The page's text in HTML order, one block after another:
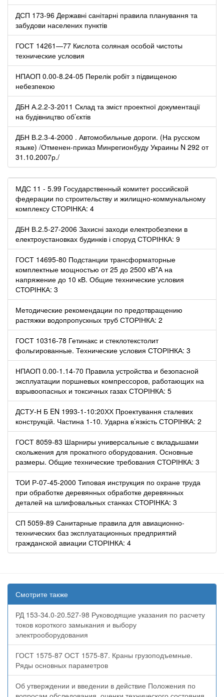
ДСП 173-96 Державні санітарні правила планування та
забудови населених пунктів
ГОСТ 14261—77 Кислота соляная особой чистоты
технические условия
НПАОП 0.00-8.24-05 Перелік робіт з підвищеною
небезпекою
ДБН А.2.2-3-2011 Склад та зміст проектної документації
на будівництво об’єктів
ДБН В.2.3-4-2000 . Автомобильные дороги. (На русском
языке) /Отменен-приказ Минрегионбуду Украины N 292 от
31.10.2007р./
МДС 11 - 5.99 Государственный комитет российской
федерации по строительству и жилищно-коммунальному
комплексу СТОРІНКА: 4
ДБН В.2.5-27-2006 Захисні заходи електробезпеки в
електроустановках будинків і споруд СТОРІНКА: 9
ГОСТ 14695-80 Подстанции трансформаторные
комплектные мощностью от 25 до 2500 кВ*А на
напряжение до 10 кВ. Общие технические условия
СТОРІНКА: 3
Методические рекомендации по предотвращению
растяжки водопропускных труб СТОРІНКА: 2
ГОСТ 10316-78 Гетинакс и стеклотекстолит
фольгированные. Технические условия СТОРІНКА: 3
НПАОП 0.00-1.14-70 Правила устройства и безопасной
эксплуатации поршневых компрессоров, работающих на
взрывоопасных и токсичных газах СТОРІНКА: 5
ДСТУ-Н Б EN 1993-1-10:20ХХ Проектування сталевих
конструкцій. Частина 1-10. Ударна в’язкість СТОРІНКА: 2
ГОСТ 8059-83 Шарниры универсальные с вкладышами
скольжения для прокатного оборудования. Основные
размеры. Общие технические требования СТОРІНКА: 3
ТОИ Р-07-45-2000 Типовая инструкция по охране труда
при обработке деревянных обработке деревянных
деталей на шлифовальных станках СТОРІНКА: 3
СП 5059-89 Санитарные правила для авиационно-
технических баз эксплуатационных предприятий
гражданской авиации СТОРІНКА: 4
Смотрите также
РД 153-34.0-20.527-98 Руководящие указания по расчету
токов короткого замыкания и выбору
электрооборудования
ГОСТ 1575-87 ОСТ 1575-87. Краны грузоподъемные.
Ряды основных параметров
Об утверждении и введении в действие Положения по